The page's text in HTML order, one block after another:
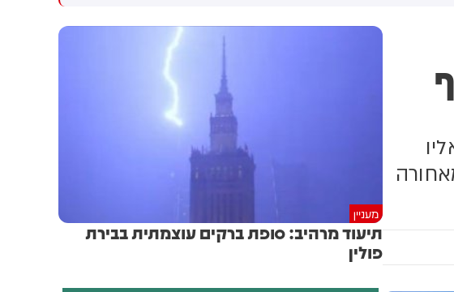
הבוקר בשכונת בקעה בירושלים
בזמן מעבר בהורמוז, שלושה
מהם במהלך השבוע
מעניין
תיעוד מרהיב: סופת ברקים עוצמתית בבירת
פולין